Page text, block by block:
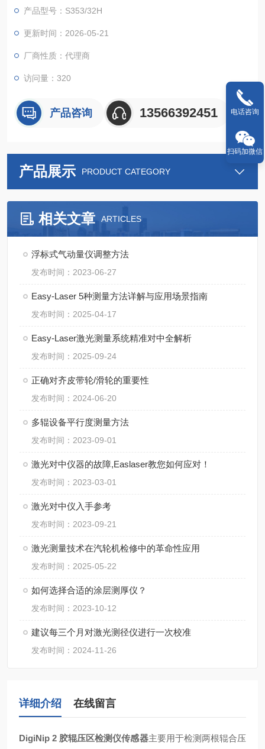
产品型号：S353/32H
更新时间：2026-05-21
厂商性质：代理商
访问量：320
产品咨询 13566392451
产品展示 PRODUCT CATEGORY
相关文章 ARTICLES
浮标式气动量仪调整方法
发布时间：2023-06-27
Easy-Laser 5种测量方法详解与应用场景指南
发布时间：2025-04-17
Easy-Laser激光测量系统精准对中全解析
发布时间：2025-09-24
正确对齐皮带轮/滑轮的重要性
发布时间：2024-06-20
多辊设备平行度测量方法
发布时间：2023-09-01
激光对中仪器的故障,Easlaser教您如何应对！
发布时间：2023-03-01
激光对中仪入手参考
发布时间：2023-09-21
激光测量技术在汽轮机检修中的革命性应用
发布时间：2025-05-22
如何选择合适的涂层测厚仪？
发布时间：2023-10-12
建议每三个月对激光测径仪进行一次校准
发布时间：2024-11-26
详细介绍 在线留言
DigiNip 2 胶辊压区检测仪传感器主要用于检测两根辊合压
电话咨询
扫码加微信